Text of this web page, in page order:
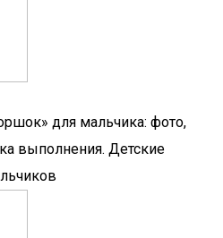
для мальчика: фото,
выполнения. Детские